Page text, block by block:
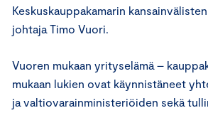
Keskuskauppakamarin
johtaja Timo Vuori.
Vuoren mukaan yrityselämä –
mukaan lukien ovat käynnistäneet
ja valtiovarainministeriöiden sekä